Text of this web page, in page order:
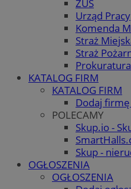
ZUS
Urząd Pracy
Komenda
Straż
Straż
KATALOG FIRM
KATALOG FIRM
Dodaj
POLECAMY
Skup.io -
Skup -
OGŁOSZENIA
OGŁOSZENIA